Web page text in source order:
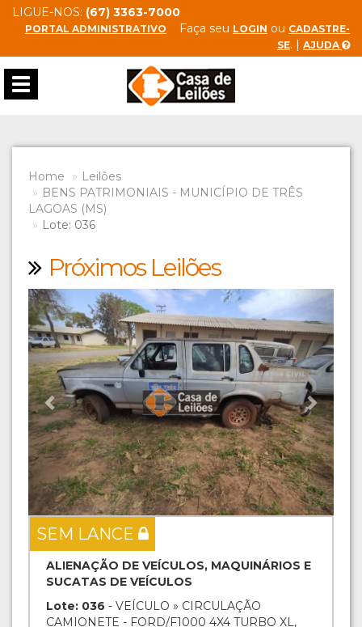
LIGUE-NOS: (67) 3363-7000
PORTAL ADMINISTRATIVO Faça seu LOGIN ou CADASTRE-
SE. | AJUDA
Toggle
navigation
Home
Leilões
BENS PATRIMONIAIS - MUNICÍPIO DE TRÊS
LAGOAS (MS)
Lote: 036
Próximos Leilões
Previous Next
SEM LANCE
ALIENAÇÃO DE VEÍCULOS, MAQUINÁRIOS E
SUCATAS DE VEÍCULOS
Lote: 036 - VEÍCULO » CIRCULAÇÃO
CAMIONETE - FORD/F1000 4X4 TURBO XL,